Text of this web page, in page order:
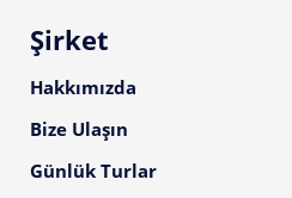
Şirket
Hakkımızda
Bize Ulaşın
Günlük Turlar